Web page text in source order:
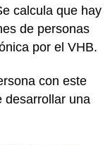
calcula que hay
de personas
por el VHB.
con este
desarrollar una